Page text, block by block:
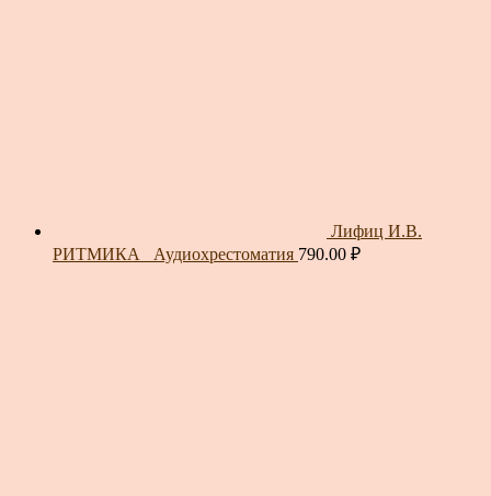
Лифиц И.В.
РИТМИКА_ Аудиохрестоматия 790.00 ₽